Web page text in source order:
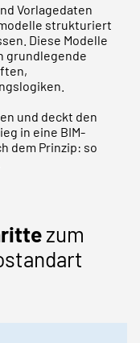
Vorlagedaten
strukturiert
Diese Modelle
grundlegende
und deckt den
in eine BIM-
dem Prinzip: so
zum